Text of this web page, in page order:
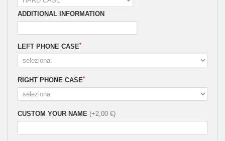
ADDITIONAL INFORMATION
LEFT PHONE CASE*
RIGHT PHONE CASE*
CUSTOM YOUR NAME (+2,00 €)